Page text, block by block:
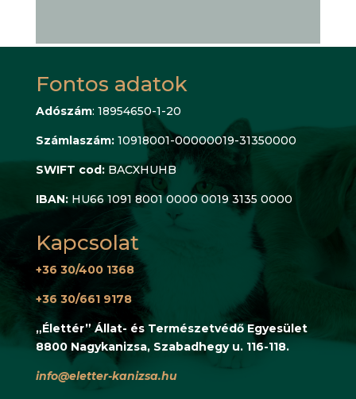
Fontos adatok
Adószám: 18954650-1-20
Számlaszám: 10918001-00000019-31350000
SWIFT cod: BACXHUHB
IBAN: HU66 1091 8001 0000 0019 3135 0000
Kapcsolat
+36 30/400 1368
+36 30/661 9178
„Élettér” Állat- és Természetvédő Egyesület
8800 Nagykanizsa, Szabadhegy u. 116-118.
info@eletter-kanizsa.hu